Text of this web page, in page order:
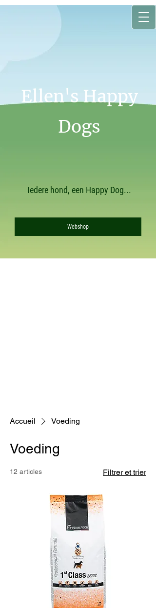
Ellen's Happy
Dogs
Iedere hond, een Happy Dog...
Webshop
Accueil Voeding
Voeding
12 articles Filtrer et trier